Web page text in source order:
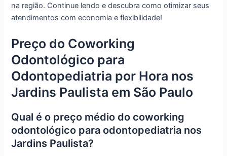
na região. Continue lendo e descubra como otimizar seus
atendimentos com economia e flexibilidade!
Preço do Coworking
Odontológico para
Odontopediatria por Hora nos
Jardins Paulista em São Paulo
Qual é o preço médio do coworking
odontológico para odontopediatria nos
Jardins Paulista?